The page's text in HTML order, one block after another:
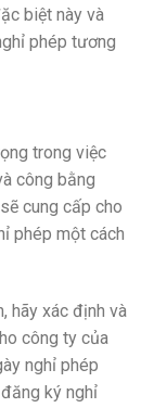
biệt này và
phép tương
trong việc
công bằng
cung cấp cho
phép một cách
hãy xác định và
công ty của
nghỉ phép
ký nghỉ